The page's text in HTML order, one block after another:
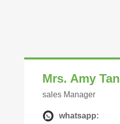
Mrs. Amy Tan
sales Manager
whatsapp: